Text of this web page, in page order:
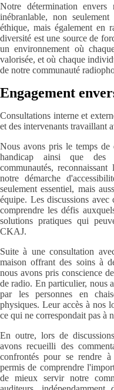
Notre détermination envers
inébranlable, non
éthique, mais également en
diversité est une source de
un environnement où
valorisée, et où chaque
de notre communauté
Engagement
Consultations interne et
et des intervenants travaillant
Nous avons pris le temps de
handicap ainsi que des
communautés,
notre démarche
seulement essentiel, mais
équipe. Les discussions
comprendre les défis
solutions pratiques qui
CKAJ.
Suite à une consultation
maison offrant des soins à
nous avons pris conscience
de radio. En particulier, nous
par les personnes en
physiques. Leur accès à nos
ce qui ne correspondait pas à
En outre, lors de
avons recueilli des
confrontés pour se rendre
permis de comprendre
de mieux servir notre